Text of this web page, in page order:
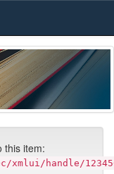
this item:
handle/